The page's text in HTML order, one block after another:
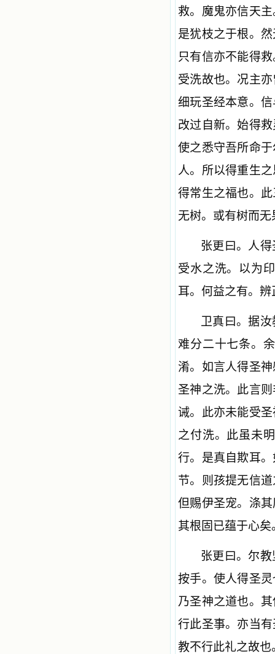
救。魔鬼亦信天
是犹枝之于根。
只有信亦不能得
受洗故也。况主
细玩圣经本意。
改过自新。始得
使之悉守吾所命
人。所以得重生
得常生之福也。
无树。或有树而无
张更曰。人
受水之洗。以为
耳。何益之有。辨
卫真曰。据
难分二十七条。
淆。如言人得圣
圣神之洗。此言
诫。此亦未能受
之付洗。此虽未
行。是真自欺耳
节。则孩提无信
但赐伊圣宠。涤
其根固已蕴于心矣
张更曰。尔
按手。使人得圣
乃圣神之道也。
行此圣事。亦当
教不行此礼之故